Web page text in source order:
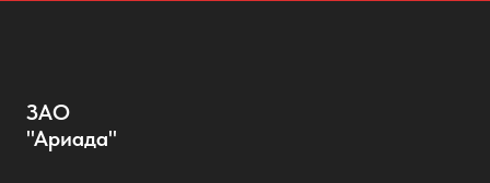
ЗАО
"Ариада"